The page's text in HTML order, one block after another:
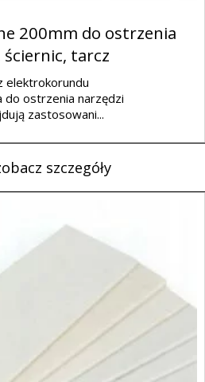
200mm do ostrzenia
ściernic, tarcz
elektrokorundu
do ostrzenia narzędzi
zastosowani...
szczegóły